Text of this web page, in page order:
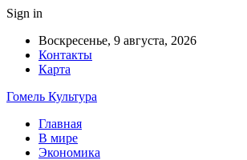
Sign in
Воскресенье, 9 августа, 2026
Контакты
Карта
Гомель Культура
Главная
В мире
Экономика